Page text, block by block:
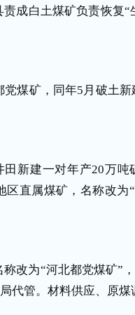
成白土煤矿负责恢复“
煤矿，同年5月破土
新建一对年产20万吨
区直属煤矿，名称改为
改为“河北都党煤矿”，
代管。材料供应、原煤